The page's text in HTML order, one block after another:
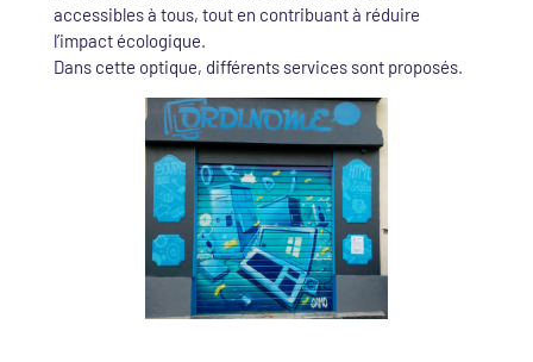
accessibles à tous, tout en contribuant à réduire
l’impact écologique.
Dans cette optique, différents services sont proposés.